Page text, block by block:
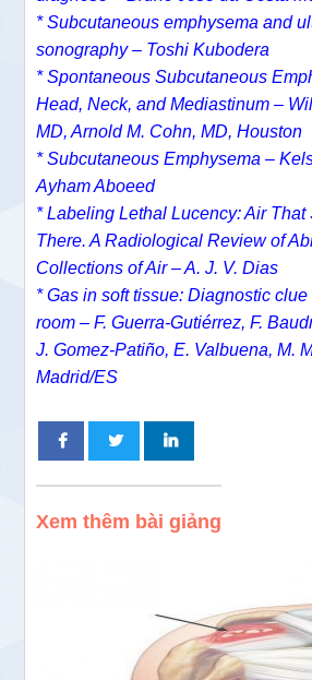
* Subcutaneous emphysema and
sonography – Toshi Kubodera
* Spontaneous Subcutaneous
Head, Neck, and Mediastinum –
MD, Arnold M. Cohn, MD, Houston
* Subcutaneous Emphysema –
Ayham Aboeed
* Labeling Lethal Lucency: Air That
There. A Radiological Review of
Collections of Air – A. J. V. Dias
* Gas in soft tissue: Diagnostic
room – F. Guerra-Gutiérrez, F.
J. Gomez-Patiño, E. Valbuena, M.
Madrid/ES
Xem thêm bài giảng